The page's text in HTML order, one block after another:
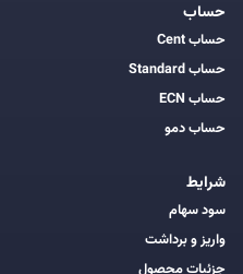
حساب
حساب Cent
حساب Standard
حساب ECN
حساب دمو
شرایط
سود سهام
واریز و برداشت
جزئیات محصول